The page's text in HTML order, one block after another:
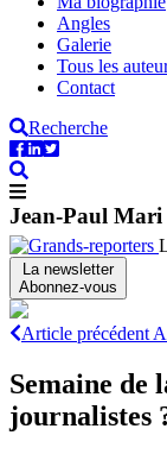
Angles
Galerie
Tous les
Contact
Recherche
Jean-Paul Mari
La newsletter
Abonnez-vous
Article précédent
Semaine de
journalistes